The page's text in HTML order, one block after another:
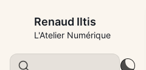
Renaud Iltis
L'Atelier Numérique